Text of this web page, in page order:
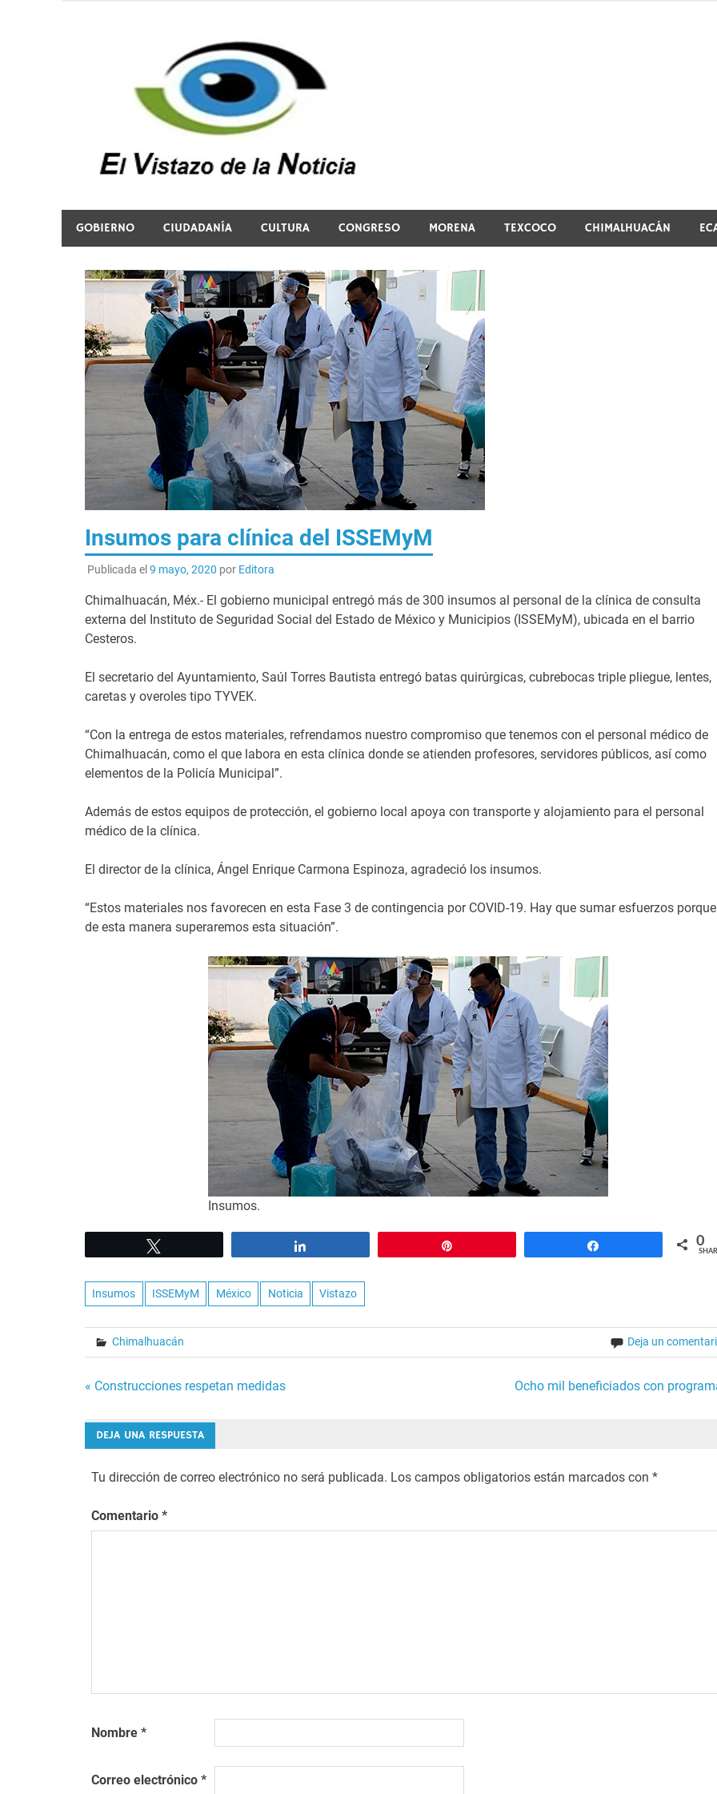
GOBIERNO CIUDADANÍA CULTURA CONGRESO MORENA TEXCOCO CHIMALHUACÁN
Insumos para clínica del ISSEMyM
Publicada el9 mayo, 2020 por Editora
Chimalhuacán, Méx.- El gobierno municipal entregó más de 300 insumos al personal de la clínica de consulta
externa del Instituto de Seguridad Social del Estado de México y Municipios (ISSEMyM), ubicada en el barrio
Cesteros.
El secretario del Ayuntamiento, Saúl Torres Bautista entregó batas quirúrgicas, cubrebocas triple pliegue, lentes,
caretas y overoles tipo TYVEK.
“Con la entrega de estos materiales, refrendamos nuestro compromiso que tenemos con el personal médico de
Chimalhuacán, como el que labora en esta clínica donde se atienden profesores, servidores públicos, así como
elementos de la Policía Municipal”.
Además de estos equipos de protección, el gobierno local apoya con transporte y alojamiento para el personal
médico de la clínica.
El director de la clínica, Ángel Enrique Carmona Espinoza, agradeció los insumos.
“Estos materiales nos favorecen en esta Fase 3 de contingencia por COVID-19. Hay que sumar esfuerzos porque
de esta manera superaremos esta situación”.
Insumos.
0
Insumos ISSEMyM México Noticia Vistazo
Chimalhuacán Deja un
Navegación
de
entradas
« Construcciones respetan medidas Ocho mil beneficiados con
DEJA UNA RESPUESTA
Tu dirección de correo electrónico no será publicada. Los campos obligatorios están marcados con *
Comentario *
Nombre *
Correo electrónico *